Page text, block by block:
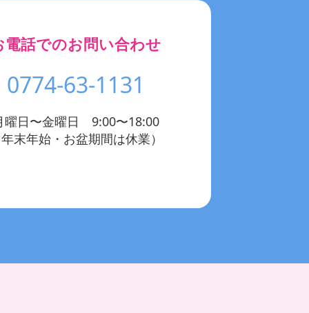
電話でのお問い合わせ
0774-63-1131
曜日〜金曜日 9:00〜18:00
末年始・お盆期間は休業）